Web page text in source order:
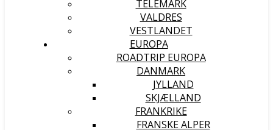
TELEMARK
VALDRES
VESTLANDET
EUROPA
ROADTRIP EUROPA
DANMARK
JYLLAND
SKJÆLLAND
FRANKRIKE
FRANSKE ALPER